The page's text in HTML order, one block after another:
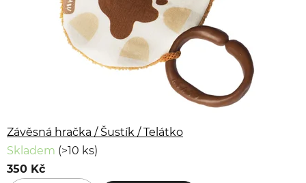
Závěsná hračka / Šustík / Telátko
Skladem (>10 ks)
350 Kč